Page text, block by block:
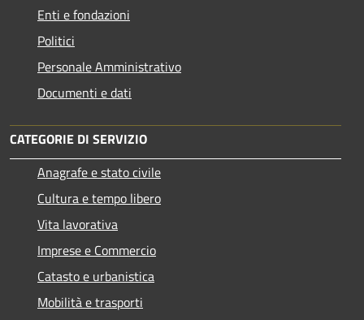
Enti e fondazioni
Politici
Personale Amministrativo
Documenti e dati
CATEGORIE DI SERVIZIO
Anagrafe e stato civile
Cultura e tempo libero
Vita lavorativa
Imprese e Commercio
Catasto e urbanistica
Mobilità e trasporti